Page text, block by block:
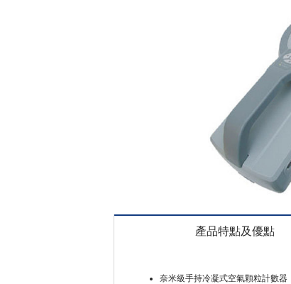
產品特點及優點
奈米級手持冷凝式空氣顆粒計數器